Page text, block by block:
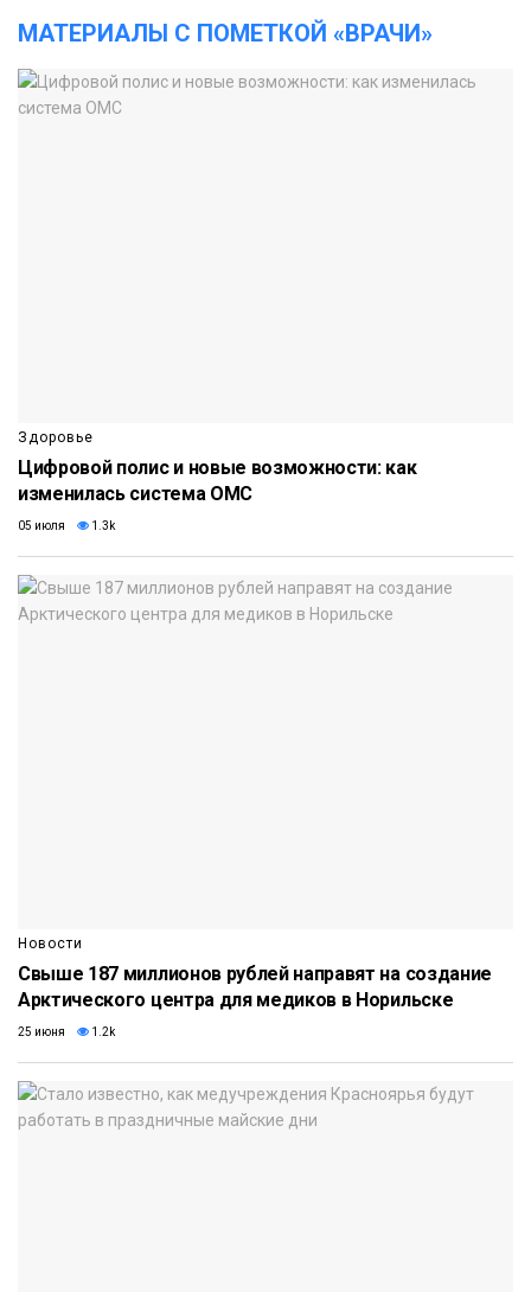
МАТЕРИАЛЫ С ПОМЕТКОЙ «ВРАЧИ»
Здоровье
Цифровой полис и новые возможности: как
изменилась система ОМС
05 июля 1.3k
Новости
Свыше 187 миллионов рублей направят на создание
Арктического центра для медиков в Норильске
25 июня 1.2k